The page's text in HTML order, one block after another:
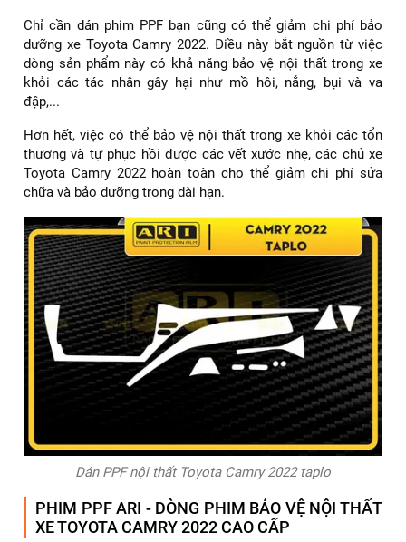
Chỉ cần dán phim PPF bạn cũng có thể giảm chi phí bảo
dưỡng xe Toyota Camry 2022. Điều này bắt nguồn từ việc
dòng sản phẩm này có khả năng bảo vệ nội thất trong xe
khỏi các tác nhân gây hại như mồ hôi, nắng, bụi và va
đập,...
Hơn hết, việc có thể bảo vệ nội thất trong xe khỏi các tổn
thương và tự phục hồi được các vết xước nhẹ, các chủ xe
Toyota Camry 2022 hoàn toàn cho thể giảm chi phí sửa
chữa và bảo dưỡng trong dài hạn.
Dán PPF nội thất Toyota Camry 2022 taplo
PHIM PPF ARI - DÒNG PHIM BẢO VỆ NỘI THẤT
XE TOYOTA CAMRY 2022 CAO CẤP